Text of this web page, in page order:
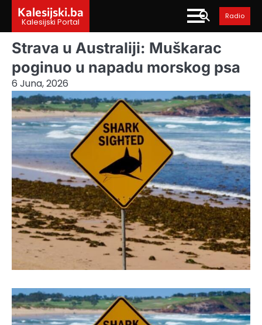
content
Kalesijski.ba
Kalesijski Portal
Radio
Strava u Australiji: Muškarac
poginuo u napadu morskog psa
6 Juna, 2026